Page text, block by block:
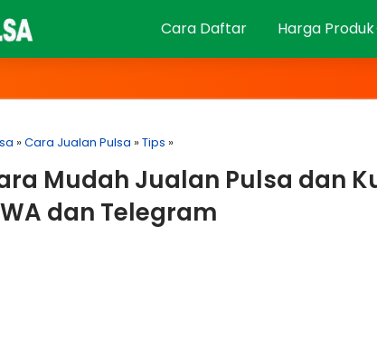
Cara Daftar Harga Produk
»Cara Jualan Pulsa »Tips »
Mudah Jualan Pulsa dan
dan Telegram